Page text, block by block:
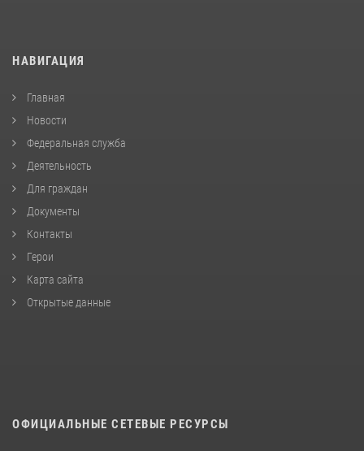
НАВИГАЦИЯ
Главная
Новости
Федеральная служба
Деятельность
Для граждан
Документы
Контакты
Герои
Карта сайта
Открытые данные
ОФИЦИАЛЬНЫЕ СЕТЕВЫЕ РЕСУРСЫ